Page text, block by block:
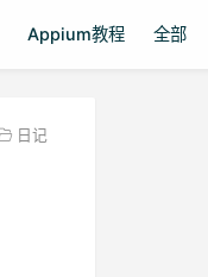
Appium教程 全部
日记